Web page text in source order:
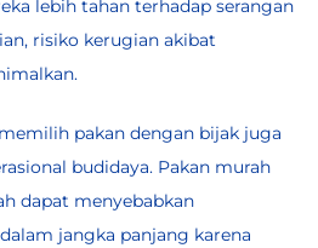
lebih tahan terhadap serangan
risiko kerugian akibat
pakan dengan bijak juga
budidaya. Pakan murah
dapat menyebabkan
jangka panjang karena